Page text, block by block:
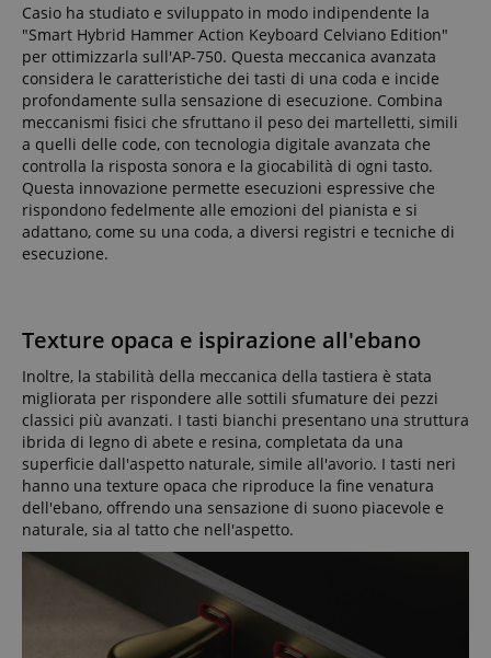
Casio ha studiato e sviluppato in modo indipendente la
"Smart Hybrid Hammer Action Keyboard Celviano Edition"
per ottimizzarla sull'AP-750. Questa meccanica avanzata
considera le caratteristiche dei tasti di una coda e incide
profondamente sulla sensazione di esecuzione. Combina
meccanismi fisici che sfruttano il peso dei martelletti, simili
a quelli delle code, con tecnologia digitale avanzata che
controlla la risposta sonora e la giocabilità di ogni tasto.
Questa innovazione permette esecuzioni espressive che
rispondono fedelmente alle emozioni del pianista e si
adattano, come su una coda, a diversi registri e tecniche di
esecuzione.
Texture opaca e ispirazione all'ebano
Inoltre, la stabilità della meccanica della tastiera è stata
migliorata per rispondere alle sottili sfumature dei pezzi
classici più avanzati. I tasti bianchi presentano una struttura
ibrida di legno di abete e resina, completata da una
superficie dall'aspetto naturale, simile all'avorio. I tasti neri
hanno una texture opaca che riproduce la fine venatura
dell'ebano, offrendo una sensazione di suono piacevole e
naturale, sia al tatto che nell'aspetto.